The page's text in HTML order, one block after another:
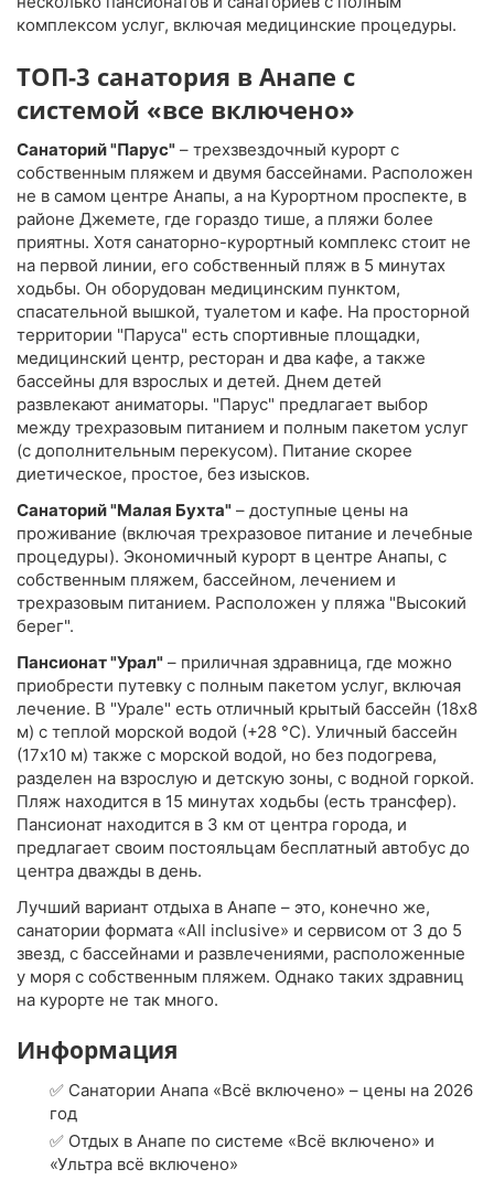
комплексом услуг, включая медицинские процедуры.
ТОП-3 санатория в Анапе с
системой «все включено»
Санаторий "Парус" – трехзвездочный курорт с
собственным пляжем и двумя бассейнами. Расположен
не в самом центре Анапы, а на Курортном проспекте, в
районе Джемете, где гораздо тише, а пляжи более
приятны. Хотя санаторно-курортный комплекс стоит не
на первой линии, его собственный пляж в 5 минутах
ходьбы. Он оборудован медицинским пунктом,
спасательной вышкой, туалетом и кафе. На просторной
территории "Паруса" есть спортивные площадки,
медицинский центр, ресторан и два кафе, а также
бассейны для взрослых и детей. Днем детей
развлекают аниматоры. "Парус" предлагает выбор
между трехразовым питанием и полным пакетом услуг
(с дополнительным перекусом). Питание скорее
диетическое, простое, без изысков.
Санаторий "Малая Бухта" – доступные цены на
проживание (включая трехразовое питание и лечебные
процедуры). Экономичный курорт в центре Анапы, с
собственным пляжем, бассейном, лечением и
трехразовым питанием. Расположен у пляжа "Высокий
берег".
Пансионат "Урал" – приличная здравница, где можно
приобрести путевку с полным пакетом услуг, включая
лечение. В "Урале" есть отличный крытый бассейн (18x8
м) с теплой морской водой (+28 °C). Уличный бассейн
(17x10 м) также с морской водой, но без подогрева,
разделен на взрослую и детскую зоны, с водной горкой.
Пляж находится в 15 минутах ходьбы (есть трансфер).
Пансионат находится в 3 км от центра города, и
предлагает своим постояльцам бесплатный автобус до
центра дважды в день.
Лучший вариант отдыха в Анапе – это, конечно же,
санатории формата «All inclusive» и сервисом от 3 до 5
звезд, с бассейнами и развлечениями, расположенные
у моря с собственным пляжем. Однако таких здравниц
на курорте не так много.
Информация
✅ Санатории Анапа «Всё включено» – цены на 2026
год
✅ Отдых в Анапе по системе «Всё включено» и
«Ультра всё включено»